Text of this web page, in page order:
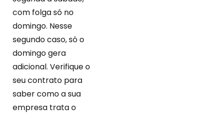
com folga só no
domingo. Nesse
segundo caso, só o
domingo gera
adicional. Verifique o
seu contrato para
saber como a sua
empresa trata o